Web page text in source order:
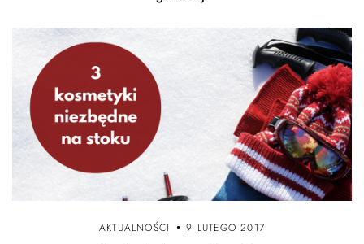
AKTUALNOŚCI 9 LUTEGO 2017